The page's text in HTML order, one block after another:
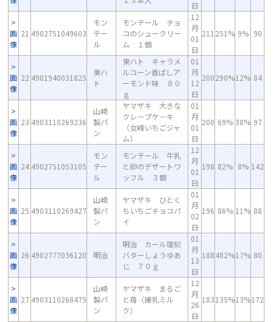
日
画
像
21 4902751049603
モン
テー
ル
モンテール チョ
コのシュークリー
ム １個
12
月
01
日
211 251% 9% 90
画
像
22 4901940031825
東ハ
ト
東ハト キャラメ
ルコーン香ばしア
ーモンド味 ８０
ｇ
01
月
12
日
200290%12% 84
画
像
23 4903110269236
山崎
製パ
ン
ヤマザキ 大きな
クレ－プケ－キ
（女峰いちごジャ
ム）
01
月
01
日
200 69% 38% 97
画
像
24 4902751053105
モン
テー
ル
モンテール 牛乳
と卵のデザートワ
ッフル ３個
12
月
01
日
198 82% 8% 142
画
像
25 4903110269427
山崎
製パ
ン
ヤマザキ ひとく
ちいちごチョコパ
イ
01
月
02
日
196 86% 11% 88
画
像
26 4902777036120 明治
明治 カール復刻
バターしょうゆあ
じ ７０ｇ
01
月
13
日
188482%17% 80
画
像
27 4903110268475
山崎
製パ
ン
ヤマザキ まるご
と苺（練乳ミル
ク）
12
月
26
日
183135%13%172